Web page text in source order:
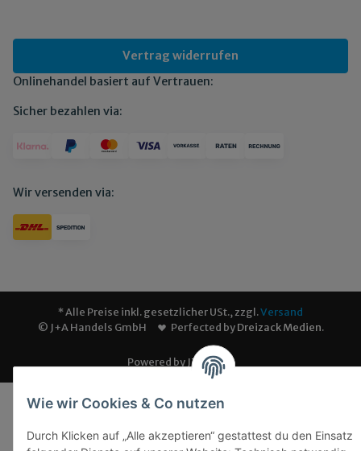
Wie wir Cookies & Co nutzen
Durch Klicken auf „Alle akzeptieren“ gestattest du den Einsatz
Vertrag widerrufen
Onlinehandel basiert auf Vertrauen:
Sicher bezahlen via:
Wir versenden via:
* Alle Preise inkl. gesetzlicher USt., zzgl.Versand
© J+A Handels GmbH
Perfected byDreizack Medien.
Powered by JTL-Shop